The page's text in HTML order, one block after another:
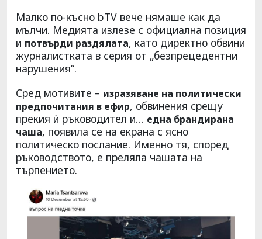
Малко по-късно bTV вече нямаше как да
мълчи. Медията излезе с официална позиция
и потвърди раздялата, като директно обвини
журналистката в серия от „безпрецедентни
нарушения“.
Сред мотивите – изразяване на политически
предпочитания в ефир, обвинения срещу
прекия ѝ ръководител и… една брандирана
чаша, появила се на екрана с ясно
политическо послание. Именно тя, според
ръководството, е преляла чашата на
търпението.